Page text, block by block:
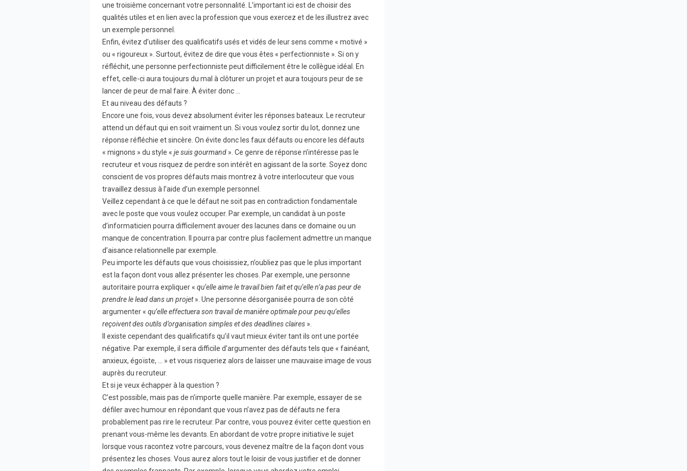
une troisième concernant votre personnalité. L’important ici est de choisir des
qualités utiles et en lien avec la profession que vous exercez et de les illustrez avec
un exemple personnel.
Enfin, évitez d’utiliser des qualificatifs usés et vidés de leur sens comme « motivé »
ou « rigoureux ». Surtout, évitez de dire que vous êtes « perfectionniste ». Si on y
réfléchit, une personne perfectionniste peut difficilement être le collègue idéal. En
effet, celle-ci aura toujours du mal à clôturer un projet et aura toujours peur de se
lancer de peur de mal faire. À éviter donc …
Et au niveau des défauts ?
Encore une fois, vous devez absolument éviter les réponses bateaux. Le recruteur
attend un défaut qui en soit vraiment un. Si vous voulez sortir du lot, donnez une
réponse réfléchie et sincère. On évite donc les faux défauts ou encore les défauts
« mignons » du style « je suis gourmand ». Ce genre de réponse n’intéresse pas le
recruteur et vous risquez de perdre son intérêt en agissant de la sorte. Soyez donc
conscient de vos propres défauts mais montrez à votre interlocuteur que vous
travaillez dessus à l’aide d’un exemple personnel.
Veillez cependant à ce que le défaut ne soit pas en contradiction fondamentale
avec le poste que vous voulez occuper. Par exemple, un candidat à un poste
d’informaticien pourra difficilement avouer des lacunes dans ce domaine ou un
manque de concentration. Il pourra par contre plus facilement admettre un manque
d’aisance relationnelle par exemple.
Peu importe les défauts que vous choisissiez, n’oubliez pas que le plus important
est la façon dont vous allez présenter les choses. Par exemple, une personne
autoritaire pourra expliquer « qu’elle aime le travail bien fait et qu’elle n’a pas peur de
prendre le lead dans un projet». Une personne désorganisée pourra de son côté
argumenter « qu’elle effectuera son travail de manière optimale pour peu qu’elles
reçoivent des outils d’organisation simples et des deadlines claires ».
Il existe cependant des qualificatifs qu’il vaut mieux éviter tant ils ont une portée
négative. Par exemple, il sera difficile d’argumenter des défauts tels que « fainéant,
anxieux, égoïste, … » et vous risqueriez alors de laisser une mauvaise image de vous
auprès du recruteur.
Et si je veux échapper à la question ?
C’est possible, mais pas de n’importe quelle manière. Par exemple, essayer de se
défiler avec humour en répondant que vous n’avez pas de défauts ne fera
probablement pas rire le recruteur. Par contre, vous pouvez éviter cette question en
prenant vous-même les devants. En abordant de votre propre initiative le sujet
lorsque vous racontez votre parcours, vous devenez maître de la façon dont vous
présentez les choses. Vous aurez alors tout le loisir de vous justifier et de donner